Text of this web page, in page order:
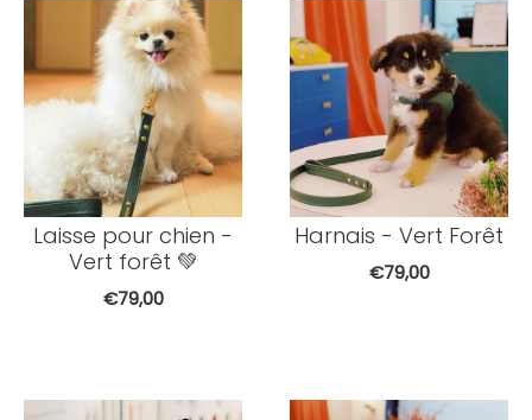
Laisse pour chien -
Vert forêt 💚
€79,00
Harnais - Vert Forêt
€79,00